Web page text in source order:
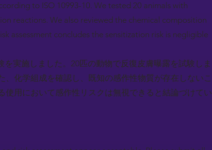
to ISO 10993-10. We tested 20 animals with
reactions. We also reviewed the chemical composition
assessment concludes the sensitization risk is negligible
を実施しました。20匹の動物で反復皮膚曝露を試験しま
化学組成を確認し、既知の感作性物質が存在しないこ
用において感作性リスクは無視できると結論づけてい